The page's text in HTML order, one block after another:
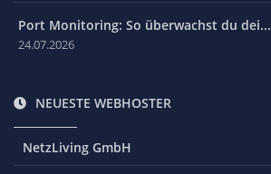
Port Monitoring: So überwachst du dei...
24.07.2026
NEUESTE WEBHOSTER
NetzLiving GmbH